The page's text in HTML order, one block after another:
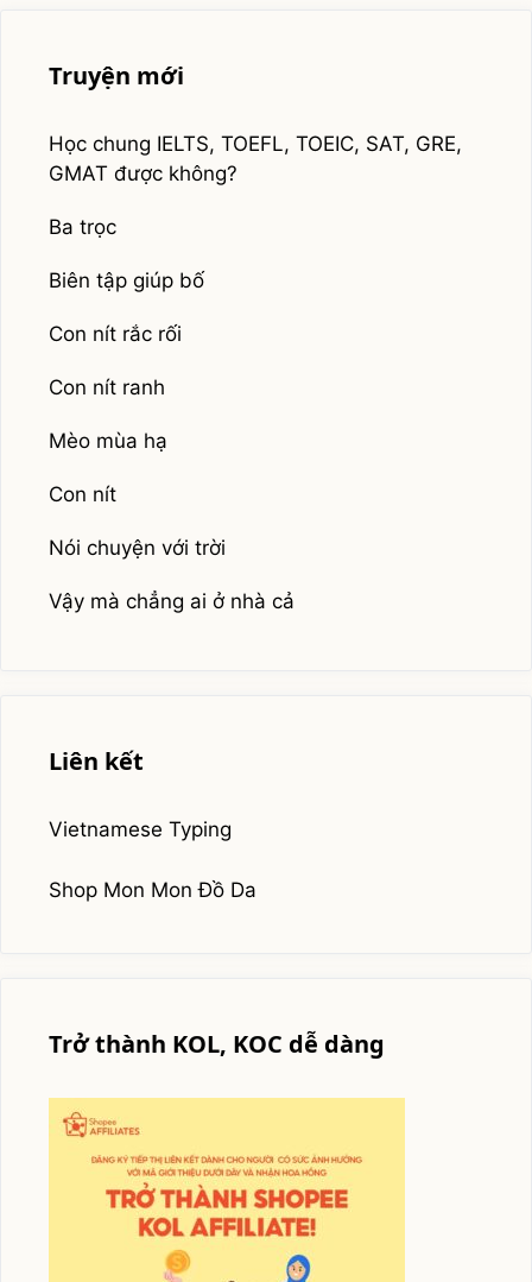
Truyện mới
Học chung IELTS, TOEFL, TOEIC, SAT, GRE,
GMAT được không?
Ba trọc
Biên tập giúp bố
Con nít rắc rối
Con nít ranh
Mèo mùa hạ
Con nít
Nói chuyện với trời
Vậy mà chẳng ai ở nhà cả
Liên kết
Vietnamese Typing
Shop Mon Mon Đồ Da
Trở thành KOL, KOC dễ dàng